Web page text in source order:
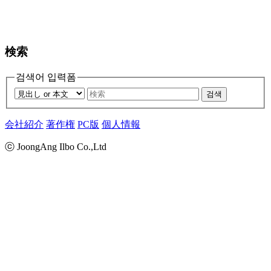
検索
검색어 입력폼
검색
会社紹介 著作権 PC版 個人情報
ⓒ JoongAng Ilbo Co.,Ltd